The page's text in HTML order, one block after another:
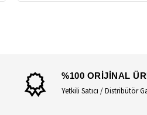
%100 ORİJİNAL
Yetkili Satıcı / Distribütör